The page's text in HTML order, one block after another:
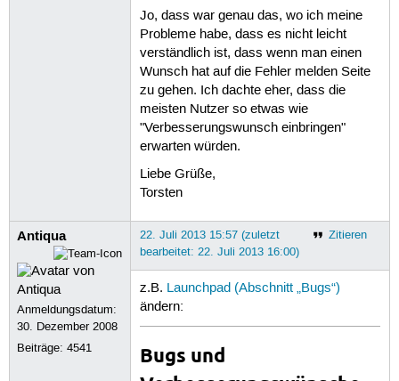
Jo, dass war genau das, wo ich meine
Probleme habe, dass es nicht leicht
verständlich ist, dass wenn man einen
Wunsch hat auf die Fehler melden Seite
zu gehen. Ich dachte eher, dass die
meisten Nutzer so etwas wie
"Verbesserungswunsch einbringen"
erwarten würden.
Liebe Grüße,
Torsten
Antiqua
Anmeldungsdatum:
30. Dezember 2008
Beiträge:4541
Zitieren
22. Juli 2013 15:57 (zuletzt
bearbeitet: 22. Juli 2013 16:00)
z.B. Launchpad (Abschnitt „Bugs“)
ändern:
Bugs und